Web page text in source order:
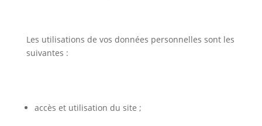
Les utilisations de vos données personnelles sont les
suivantes :
accès et utilisation du site ;